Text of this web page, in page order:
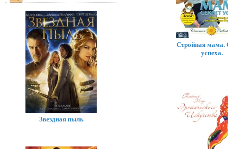
Стройная мама.
успеха.
Звездная пыль